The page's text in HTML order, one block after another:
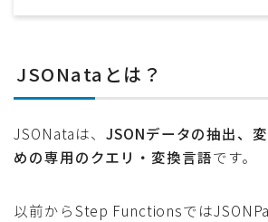
JSONataとは？
JSONataは、JSONデータの抽出、
めの専用のクエリ・変換言語です。
以前からStep Functionsでは